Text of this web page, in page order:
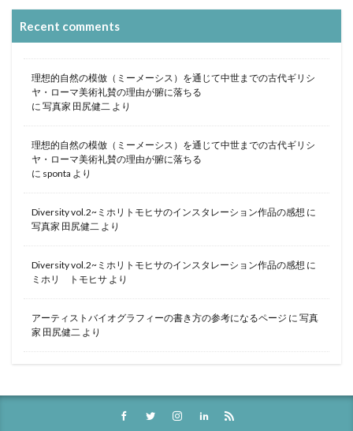
Recent comments
理想的自然の模倣（ミーメーシス）を通じて中世までの古代ギリシ
ヤ・ローマ美術礼賛の理由が腑に落ちる
に 写真家 田尻健二 より
理想的自然の模倣（ミーメーシス）を通じて中世までの古代ギリシ
ヤ・ローマ美術礼賛の理由が腑に落ちる
に sponta より
Diversity vol.2~ミホリトモヒサのインスタレーション作品の感想 に
写真家 田尻健二 より
Diversity vol.2~ミホリトモヒサのインスタレーション作品の感想 に
ミホリ トモヒサ より
アーティストバイオグラフィーの書き方の参考になるページ に 写真
家 田尻健二 より